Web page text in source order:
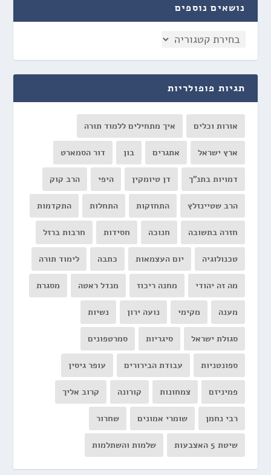
נושאים נוספים
תגיות פופולריות
אורות וכלים איך מתחילים ללמוד תורה
ארץ ישראל אתגרים בון דור הסמארט
דמויות בתנ"ך דן טיומקין היפי הרב קוק
הרב שטיינזלץ התחזקות התחלות התקדמות
חזרה בתשובה חנוכה חסידות חרבות ברזל
טכנולוגיה יום העצמאות כתבה לימוד תורה
מה זה יהודי מחנה ריכוז מנדל ראטה מסגרת
מענה מקימי נועה ירון נשיות
סגולת ישראל סיגריות סמרטפונים
ספונטניות עבודת הבירורים עופר גיסין
פמיניזם צמחונות קורונה קרוב אליך
רבי נחמן שומרי אמונים שחרור
שיטת 5 האצבעות שלמות והשתלמות